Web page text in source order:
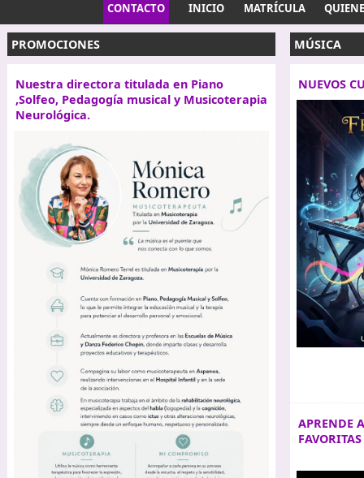
CONTACTO INICIO MATRÍCULA
PROMOCIONES
Nuestra directora titulada en Piano
,Solfeo, Pedagogía musical y Musicoterapia
Neurológica.
MÚSICA
NUEVOS
APRENDE